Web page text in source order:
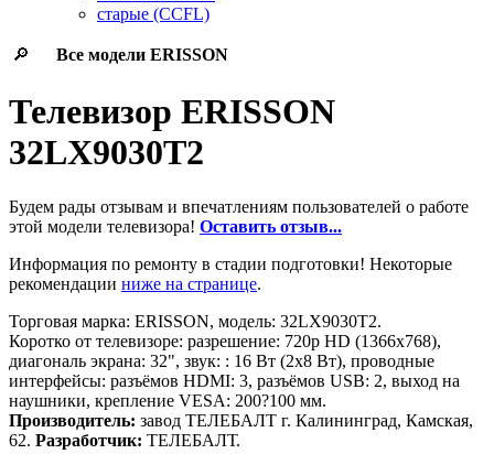
старые (CCFL)
🔎 Все модели ERISSON
Телевизор ERISSON
32LX9030T2
Будем рады отзывам и впечатлениям пользователей о работе
этой модели телевизора! Оставить отзыв...
Информация по ремонту в стадии подготовки! Некоторые
рекомендации ниже на странице.
Торговая марка: ERISSON, модель: 32LX9030T2.
Коротко от телевизоре: разрешение: 720p HD (1366x768),
диагональ экрана: 32", звук: : 16 Вт (2х8 Вт), проводные
интерфейсы: разъёмов HDMI: 3, разъёмов USB: 2, выход на
наушники, крепление VESA: 200?100 мм.
Производитель: завод ТЕЛЕБАЛТ г. Калининград, Камская,
62. Разработчик: ТЕЛЕБАЛТ.